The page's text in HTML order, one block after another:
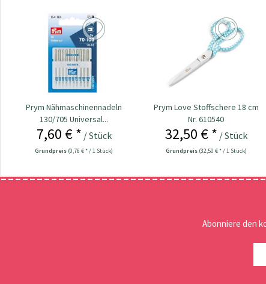
Prym Nähmaschinennadeln
130/705 Universal...
7,60 € * / Stück
Grundpreis (0,76 € * / 1 Stück)
Prym Love Stoffschere 18 cm
Nr. 610540
32,50 € * / Stück
Grundpreis (32,50 € * / 1 Stück)
Abonniere den